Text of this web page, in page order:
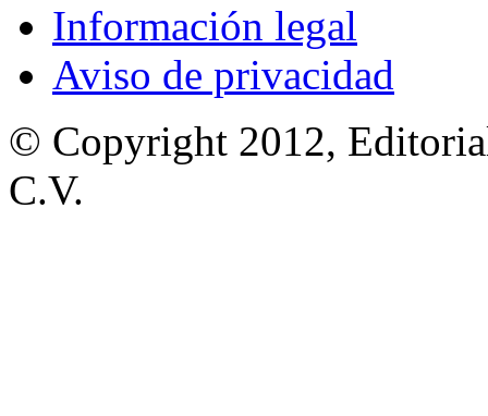
Información legal
Aviso de privacidad
© Copyright 2012,
C.V.